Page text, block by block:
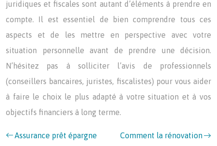
juridiques et fiscales sont autant d’éléments à prendre en
compte. Il est essentiel de bien comprendre tous ces
aspects et de les mettre en perspective avec votre
situation personnelle avant de prendre une décision.
N’hésitez pas à solliciter l’avis de professionnels
(conseillers bancaires, juristes, fiscalistes) pour vous aider
à faire le choix le plus adapté à votre situation et à vos
objectifs financiers à long terme.
Assurance prêt épargne
Comment la rénovation